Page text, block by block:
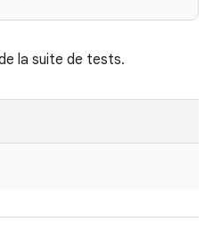
la suite de tests.